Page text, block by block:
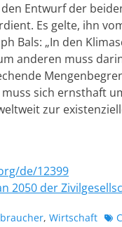
Entwurf der
Es gelte, ihn
Bals: „In den
anderen muss
sich ernsthaft
zur
de/12399
2050 der
, Wirtschaft